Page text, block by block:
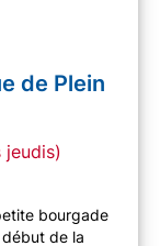
de Plein
bourgade
de la